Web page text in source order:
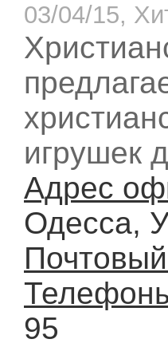
03/04/15,
игрушек
Адрес
Одесса,
95